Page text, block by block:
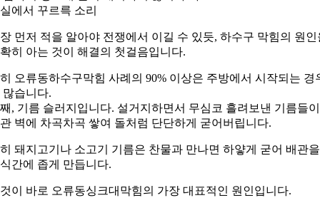
에서 꾸르륵 소리
먼저 적을 알아야 전쟁에서 이길 수 있듯, 하수구 막힘의 원인
히 아는 것이 해결의 첫걸음입니다.
오류동하수구막힘 사례의 90% 이상은 주방에서 시작되는 경
많습니다.
, 기름 슬러지입니다. 설거지하면서 무심코 흘려보낸 기름들이
벽에 차곡차곡 쌓여 돌처럼 단단하게 굳어버립니다.
돼지고기나 소고기 기름은 찬물과 만나면 하얗게 굳어 배관을
간에 좁게 만듭니다.
이 바로 오류동싱크대막힘의 가장 대표적인 원인입니다.